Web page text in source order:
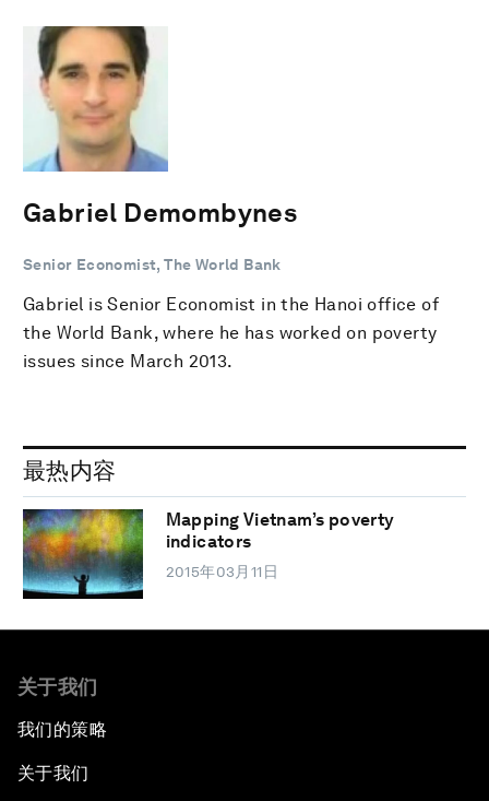
Gabriel Demombynes
Senior Economist, The World Bank
Gabriel is Senior Economist in the Hanoi office of
the World Bank, where he has worked on poverty
issues since March 2013.
最热内容
Mapping Vietnam’s poverty
indicators
2015年03月11日
关于我们
我们的策略
关于我们